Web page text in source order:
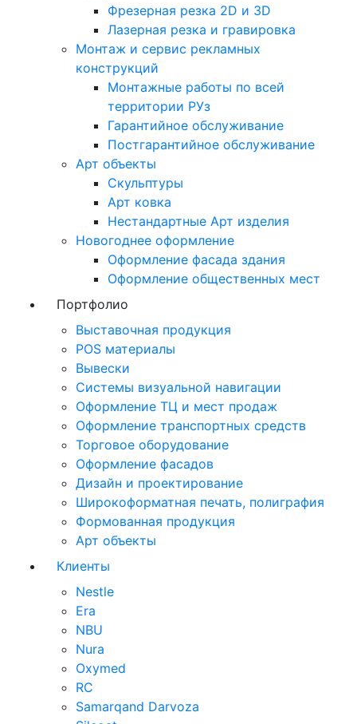
Фрезерная резка 2D и 3D
Лазерная резка и гравировка
Монтаж и сервис рекламных
конструкций
Монтажные работы по всей
территории РУз
Гарантийное обслуживание
Постгарантийное обслуживание
Арт объекты
Скульптуры
Арт ковка
Нестандартные Арт изделия
Новогоднее оформление
Оформление фасада здания
Оформление общественных мест
Портфолио
Выставочная продукция
POS материалы
Вывески
Системы визуальной навигации
Оформление ТЦ и мест продаж
Оформление транспортных средств
Торговое оборудование
Оформление фасадов
Дизайн и проектирование
Широкоформатная печать, полиграфия
Формованная продукция
Арт объекты
Клиенты
Nestle
Era
NBU
Nura
Oxymed
RC
Samarqand Darvoza